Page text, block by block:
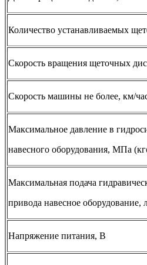
Количество устанавливаемых
Скорость вращения щеточных
Скорость машины не более, км/
Максимальное давление в
навесного оборудования, МПа
Максимальная подача
привода навесное оборудование,
Напряжение питания, В